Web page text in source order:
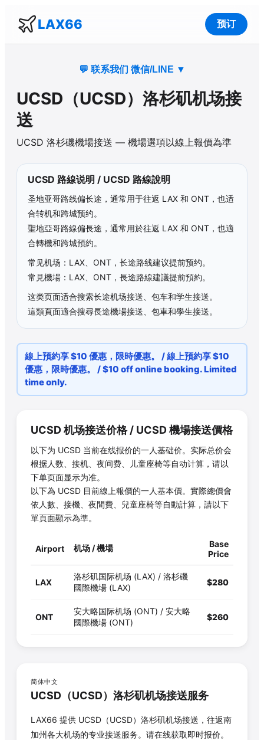
LAX66 预订
💬 联系我们 微信/LINE ▼
UCSD （UCSD）洛杉矶机场接
送
UCSD 洛杉磯機場接送 — 機場選項以線上報價為準
UCSD 路線说明 / UCSD 路線說明
圣地亚哥路线偏长途，通常用于往返 LAX 和 ONT，也适
合转机和跨城预约。
聖地亞哥路線偏長途，通常用於往返 LAX 和 ONT，也適
合轉機和跨城預約。
常见机场：LAX、ONT，长途路线建议提前预约。
常見機場：LAX、ONT，長途路線建議提前預約。
这类页面适合搜索长途机场接送、包车和学生接送。
這類頁面適合搜尋長途機場接送、包車和學生接送。
線上預約享 $10 優惠，限時優惠。 / 線上預約享 $10
優惠，限時優惠。 / $10 off online booking. Limited
time only.
UCSD机场接送价格 / UCSD機場接送價格
以下为 UCSD 当前在线报价的一人基础价。实际总价会
根据人数、接机、夜间费、儿童座椅等自动计算，请以
下单页面显示为准。
以下為 UCSD 目前線上報價的一人基本價。實際總價會
依人數、接機、夜間費、兒童座椅等自動計算，請以下
單頁面顯示為準。
Airport 机场 / 機場
Base
Price
LAX
洛杉矶国际机场 (LAX) / 洛杉磯
國際機場 (LAX)
$280
ONT
安大略国际机场 (ONT) / 安大略
國際機場 (ONT)
$260
简体中文
UCSD （UCSD）洛杉矶机场接送服务
LAX66 提供 UCSD （UCSD）洛杉矶机场接送，往返南
加州各大机场的专业接送服务。请在线获取即时报价。